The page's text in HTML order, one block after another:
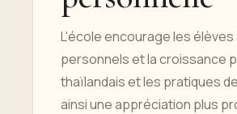
L'école encourage les
personnels et la croissance
thaïlandais et les pratiques
ainsi une appréciation plus